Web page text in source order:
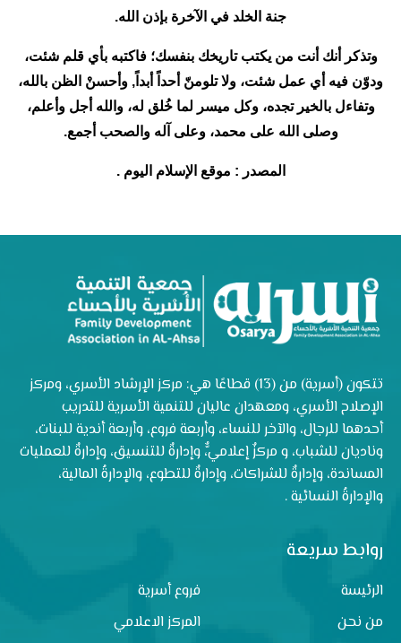
جنة الخلد في الآخرة بإذن الله.
وتذكر أنك أنت من يكتب تاريخك بنفسك؛ فاكتبه بأي قلم شئت،
ودوّن فيه أي عمل شئت، ولا تلومنّ أحداً أبداً, وأحسنْ الظن بالله،
وتفاءل بالخير تجده، وكل ميسر لما خُلق له، والله أجل وأعلم،
وصلى الله على محمد، وعلى آله والصحب أجمع.
المصدر : موقع الإسلام اليوم .
تتكون (أسرية) من (13) قطاعًا هي: مركز الإرشاد الأسري، ومركز
الإصلاح الأسري، ومعهدان عاليان للتنمية الأسرية للتدريب
أحدهما للرجال، والآخر للنساء، وأربعة فروع، وأربعة أندية للبنات،
وناديان للشباب، و مركزٌ إعلاميٌّ، وإدارةٌ للتنسيق، وإدارةٌ للعمليات
المساندة، وإدارةٌ للشراكات، وإدارةٌ للتطوع، والإدارةُ المالية،
والإدارةُ النسائية .
روابط سريعة
الرئيسة
فروع أسرية
من نحن
المركز الاعلامي